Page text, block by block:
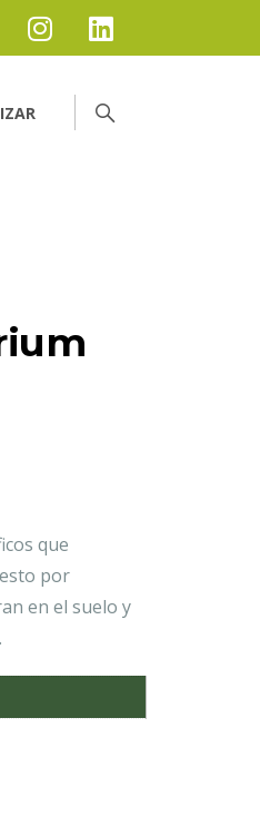
que
por
en el suelo y